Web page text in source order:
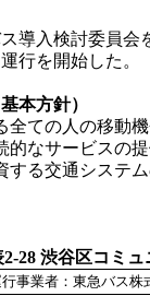
導入検討委員会
行を開始した。
本方針）
全ての人の移動
的なサービスの
する交通システ
2-28 渋谷区コミ
事業者：東急バス株